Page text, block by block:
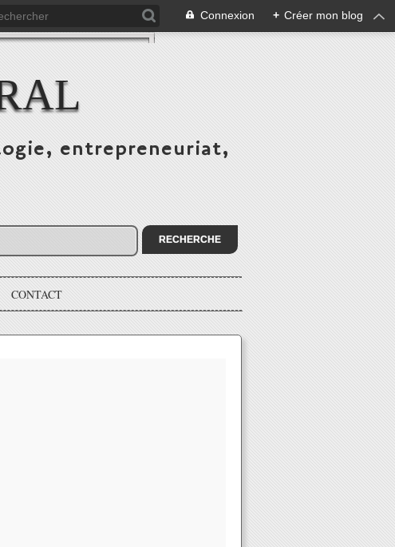
Connexion + Créer mon blog
entrepreneuriat,
CONTACT